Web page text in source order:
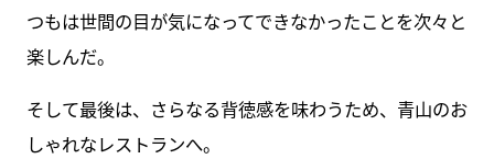
つもは世間の目が気になってできなかったことを次々と
楽しんだ。
そして最後は、さらなる背徳感を味わうため、青山のお
しゃれなレストランへ。